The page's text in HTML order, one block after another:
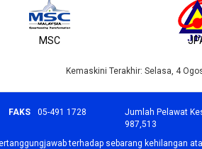
MSC
Kemaskini Terakhir: Selasa, 4
FAKS
05-491 1728
Jumlah Pelawat
987,513
terhadap sebarang kehilangan